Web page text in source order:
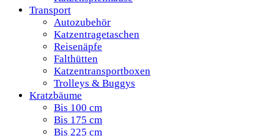
Transport
Autozubehör
Katzentragetaschen
Reisenäpfe
Falthütten
Katzentransportboxen
Trolleys & Buggys
Kratzbäume
Bis 100 cm
Bis 175 cm
Bis 225 cm